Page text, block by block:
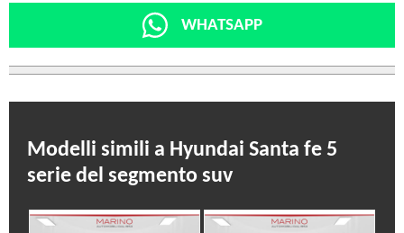
WHATSAPP
Modelli simili a Hyundai Santa fe 5
serie del segmento suv